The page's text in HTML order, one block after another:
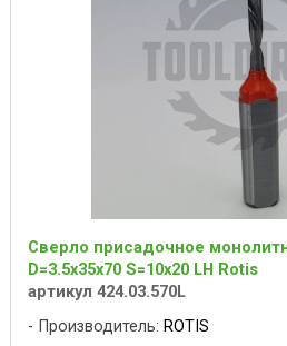
Сверло присадочное
D=3.5x35x70 S=10x20 LH Rotis
артикул 424.03.570L
Производитель: ROTIS